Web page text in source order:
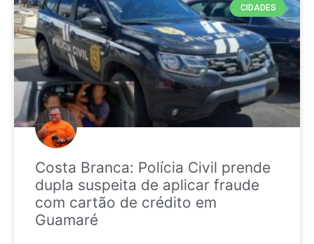
CIDADES
Costa Branca: Polícia Civil prende
dupla suspeita de aplicar fraude
com cartão de crédito em
Guamaré